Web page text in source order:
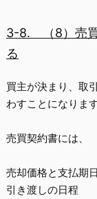
3-8. （8）売
る
買主が決まり、取
わすことになります
売買契約書には、
売却価格と支払期日
引き渡しの日程